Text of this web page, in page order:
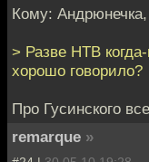
Кому: Андрюнечка,
> Разве НТВ
хорошо говорило?
Про Гусинского
remarque »